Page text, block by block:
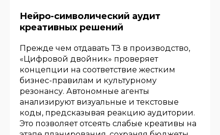
Нейро-символический аудит
креативных решений
Прежде чем отдавать ТЗ в производство,
«Цифровой двойник» проверяет
концепции на соответствие жестким
бизнес-правилам и культурному
резонансу. Автономные агенты
анализируют визуальные и текстовые
коды, предсказывая реакцию аудитории.
Это позволяет отсеять слабые креативы на